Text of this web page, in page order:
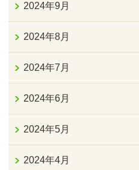
2024年9月
2024年8月
2024年7月
2024年6月
2024年5月
2024年4月